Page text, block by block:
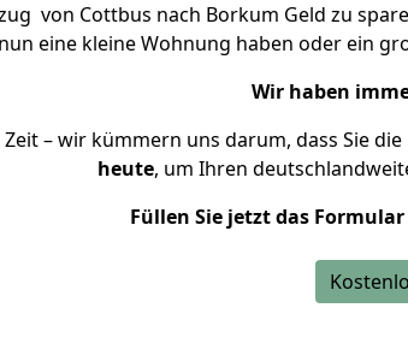
von Cottbus nach Borkum Geld zu
eine kleine Wohnung haben oder ein
Wir haben
Zeit – wir kümmern uns darum, dass Sie
heute, um Ihren
Füllen Sie jetzt das